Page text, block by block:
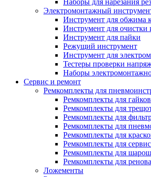
Наборы для нарезания
Электромонтажный
Инструмент для обжима
Инструмент для очистки
Инструмент для пайки
Режущий инструмент
Инструмент для
Тестеры проверки
Наборы
Сервис и ремонт
Ремкомплекты для
Ремкомплекты для
Ремкомплекты для
Ремкомплекты для
Ремкомплекты для
Ремкомплекты для
Ремкомплекты для
Ремкомплекты для
Ремкомплекты для
Ложементы